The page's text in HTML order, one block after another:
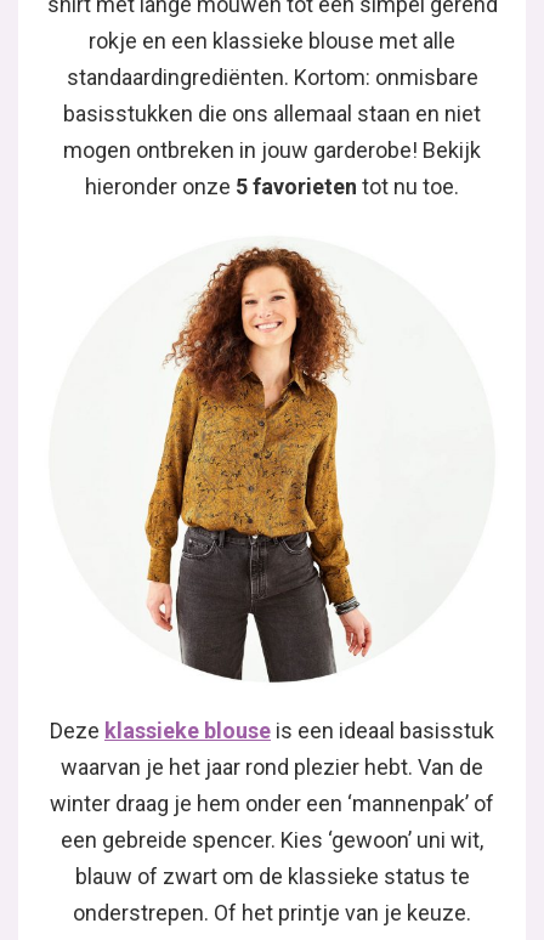
rokje en een klassieke blouse met alle
standaardingrediënten. Kortom: onmisbare
basisstukken die ons allemaal staan en niet
mogen ontbreken in jouw garderobe! Bekijk
hieronder onze 5 favorieten tot nu toe.
Deze klassieke blouse is een ideaal basisstuk
waarvan je het jaar rond plezier hebt. Van de
winter draag je hem onder een ‘mannenpak’ of
een gebreide spencer. Kies ‘gewoon’ uni wit,
blauw of zwart om de klassieke status te
onderstrepen. Of het printje van je keuze.